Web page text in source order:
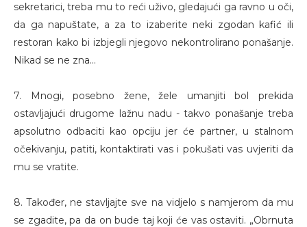
sekretarici, treba mu to reći uživo, gledajući ga ravno u oči,
da ga napuštate, a za to izaberite neki zgodan kafić ili
restoran kako bi izbjegli njegovo nekontrolirano ponašanje.
Nikad se ne zna...
7. Mnogi, posebno žene, žele umanjiti bol prekida
ostavljajući drugome lažnu nadu - takvo ponašanje treba
apsolutno odbaciti kao opciju jer će partner, u stalnom
očekivanju, patiti, kontaktirati vas i pokušati vas uvjeriti da
mu se vratite.
8. Također, ne stavljajte sve na vidjelo s namjerom da mu
se zgadite, pa da on bude taj koji će vas ostaviti. „Obrnuta